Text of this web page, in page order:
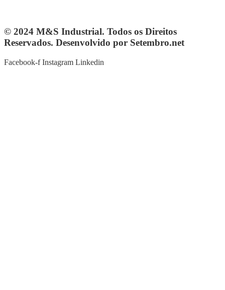
© 2024 M&S Industrial. Todos os Direitos
Reservados. Desenvolvido por Setembro.net
Facebook-f Instagram Linkedin